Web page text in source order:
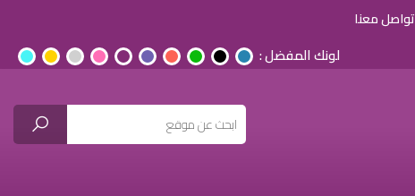
تواصل معنا
لونك المفضل :